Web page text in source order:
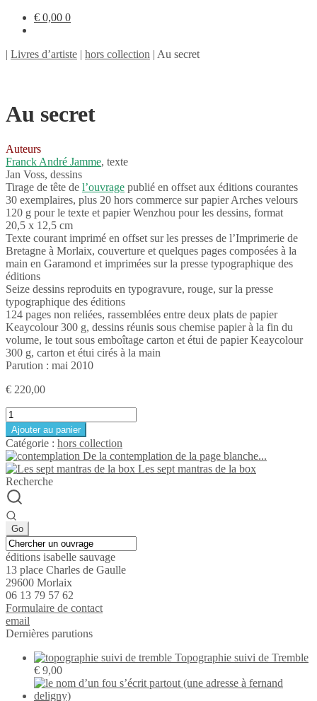
€ 0,00 0
| Livres d’artiste | hors collection | Au secret
Au secret
Auteurs
Franck André Jamme, texte
Jan Voss, dessins
Tirage de tête de l’ouvrage publié en offset aux éditions courantes
30 exemplaires, plus 20 hors commerce sur papier Arches velours
120 g pour le texte et papier Wenzhou pour les dessins, format
20,5 x 12,5 cm
Texte courant imprimé en offset sur les presses de l’Imprimerie de
Bretagne à Morlaix, couverture et quelques pages composées à la
main en Garamond et imprimées sur la presse typographique des
éditions
Seize dessins reproduits en typogravure, rouge, sur la presse
typographique des éditions
124 pages non reliées, rassemblées entre deux plats de papier
Keaycolour 300 g, dessins réunis sous chemise papier à la fin du
volume, le tout sous emboîtage carton et étui de papier Keaycolour
300 g, carton et étui cirés à la main
Parution : mai 2010
€ 220,00
quantité
de
Au
secret
Ajouter au panier
Catégorie : hors collection
De la contemplation de la page blanche...
Les sept mantras de la box
Recherche
éditions isabelle sauvage
13 place Charles de Gaulle
29600 Morlaix
06 13 79 57 62
Formu­laire de contact
email
Dernières parutions
Topographie suivi de Tremble
€ 9,00